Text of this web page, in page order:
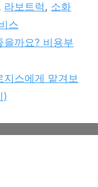
, 라보트럭 , 소화
스
을까요? 비용부
스에게 맡겨보
)